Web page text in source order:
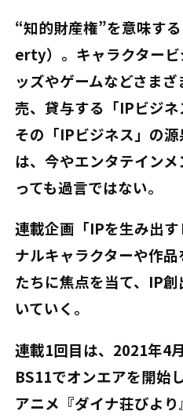
“知的財産権”を意味す
erty）。キャラクター
ッズやゲームなどさま
売、貸与する「IPビジネ
その「IPビジネス」の
は、今やエンタテイン
っても過言ではない。
連載企画「IPを生み出
ナルキャラクターや作
たちに焦点を当て、IP
いていく。
連載1回目は、2021年4
BS11でオンエアを開始
アニメ『ダイナ荘びよ